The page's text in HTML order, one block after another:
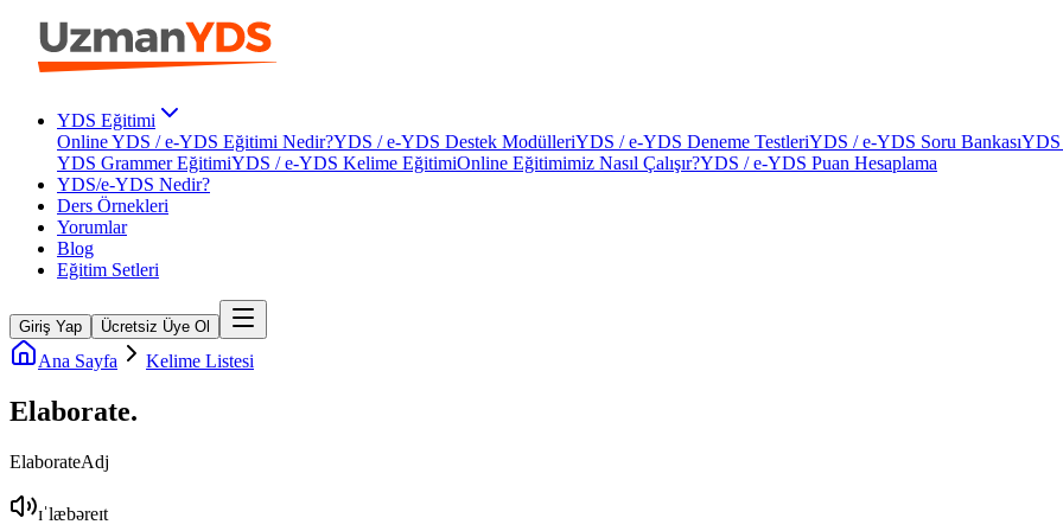
YDS Eğitimi
Online YDS / e-YDS Eğitimi Nedir?YDS / e-YDS Destek ModülleriYDS / e-YDS Deneme TestleriYDS / e-YDS Soru BankasıYDS
YDS Grammer EğitimiYDS / e-YDS Kelime EğitimiOnline Eğitimimiz Nasıl Çalışır?YDS / e-YDS Puan Hesaplama
YDS/e-YDS Nedir?
Ders Örnekleri
Yorumlar
Blog
Eğitim Setleri
Giriş Yap Ücretsiz Üye Ol
Ana Sayfa Kelime Listesi
Elaborate.
ElaborateAdj
ɪˈlæbəreɪt